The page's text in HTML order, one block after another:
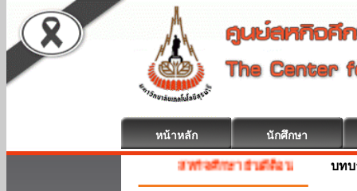
หน้าหลัก นักศึกษา
สหกิจศึกษา ยินดีต้อนรับ บทบ